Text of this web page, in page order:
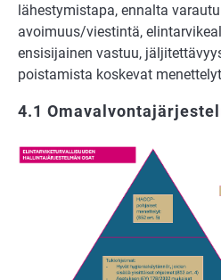
lähestymistapa, ennalta
avoimuus/viestintä,
ensisijainen vastuu,
poistamista koskevat
4.1